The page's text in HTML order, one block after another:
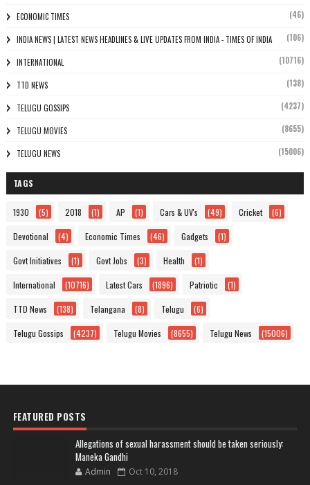
ECONOMIC TIMES (46)
INDIA NEWS | LATEST NEWS HEADLINES & LIVE UPDATES FROM INDIA - TIMES OF INDIA (106)
INTERNATIONAL (10716)
TTD NEWS (138)
TELUGU GOSSIPS (4237)
TELUGU MOVIES (8655)
TELUGU NEWS (15006)
TAGS
1930 (5) 2018 (1) AP (1) Cars & UV's (49) Cricket (6)
Devotional (4) Economic Times (46) Gadgets (1)
Govt Initiatives (1) Govt Jobs (3) Health (1)
International (10716) Latest Cars (1896) Patriotic (1)
TTD News (138) Telangana (8) Telugu (6)
Telugu Gossips (4237) Telugu Movies (8655) Telugu News (15006)
FEATURED POSTS
Allegations of sexual harassment should be taken seriously:
Maneka Gandhi
Admin Oct 10, 2018